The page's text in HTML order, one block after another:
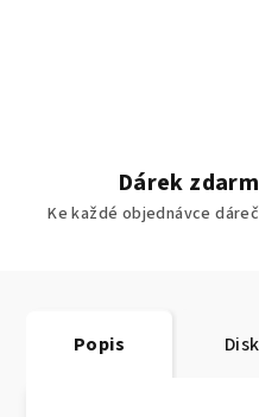
Dárek
Ke každé objednávce
Popis